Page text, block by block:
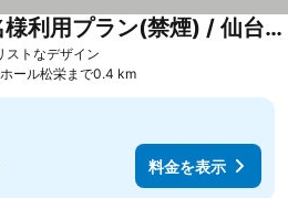
ストなデザイン
朝食付きシングル2名様利用プラン(禁煙) / 仙台市 宮城県
ール松栄まで0.4 km
料金を表示